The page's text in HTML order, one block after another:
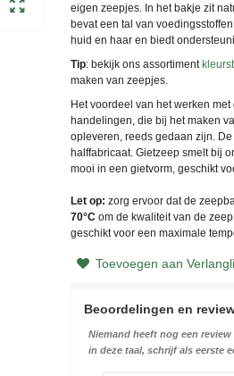
eigen zeepjes. In het bakje zit
bevat een tal van
huid en haar en biedt
Tip: bekijk ons assortiment
maken van zeepjes.
Het voordeel van het werken
handelingen, die bij het maken
opleveren, reeds gedaan zijn.
halffabricaat. Gietzeep smelt bij
mooi in een gietvorm, geschikt
Let op: zorg ervoor dat de
70°Com de kwaliteit van de
geschikt voor een maximale
Toevoegen aan
Beoordelingen en
Niemand heeft nog een review
in deze taal, schrijf als eerste